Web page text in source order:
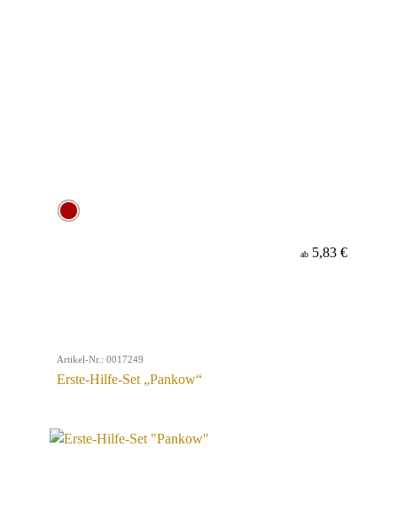
ab 5,83 €
Artikel-Nr.: 0017249
Erste-Hilfe-Set „Pankow“